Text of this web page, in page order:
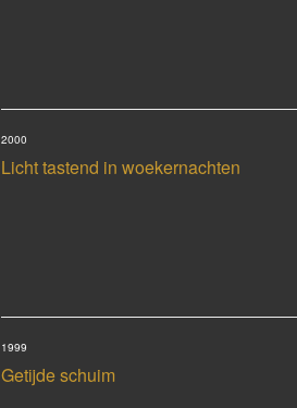
Licht tastend in woekernachten
2000
Getijde schuim
1999